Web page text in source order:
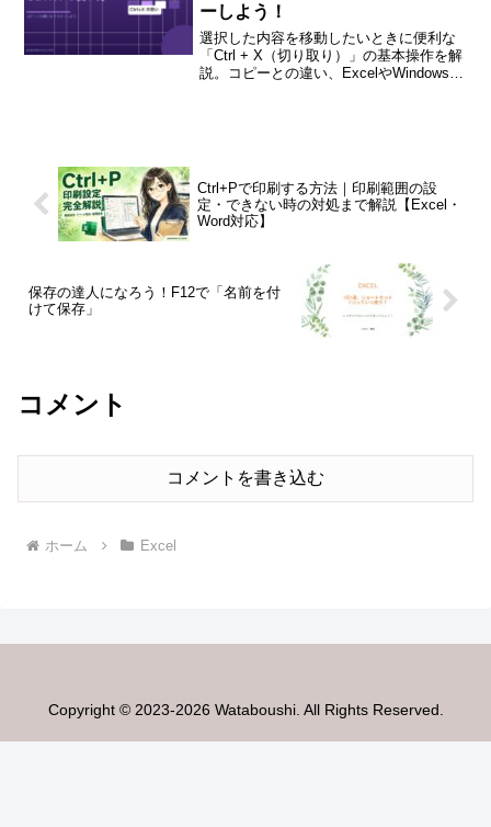
ーしよう！
選択した内容を移動したいときに便利な
「Ctrl + X（切り取り）」の基本操作を解
説。コピーとの違い、ExcelやWindowsで
Ctrl+Pで印刷する方法｜印刷範囲の設
定・できない時の対処まで解説【Excel・
Word対応】
保存の達人になろう！F12で「名前を付
けて保存」
コメント
コメントを書き込む
ホーム Excel
Copyright © 2023-2026 Wataboushi. All Rights Reserved.